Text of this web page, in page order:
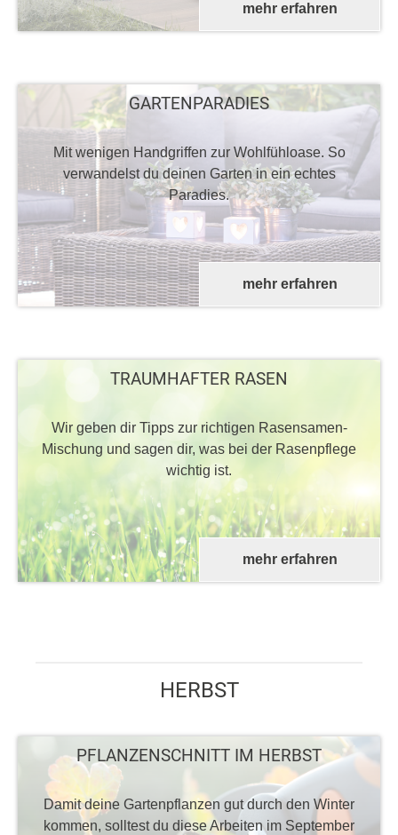
mehr erfahren
GARTENPARADIES
Mit wenigen Handgriffen zur Wohlfühloase. So
verwandelst du deinen Garten in ein echtes
Paradies.
mehr erfahren
TRAUMHAFTER RASEN
Wir geben dir Tipps zur richtigen Rasensamen-
Mischung und sagen dir, was bei der Rasenpflege
wichtig ist.
mehr erfahren
HERBST
PFLANZENSCHNITT IM HERBST
Damit deine Gartenpflanzen gut durch den Winter
kommen, solltest du diese Arbeiten im September